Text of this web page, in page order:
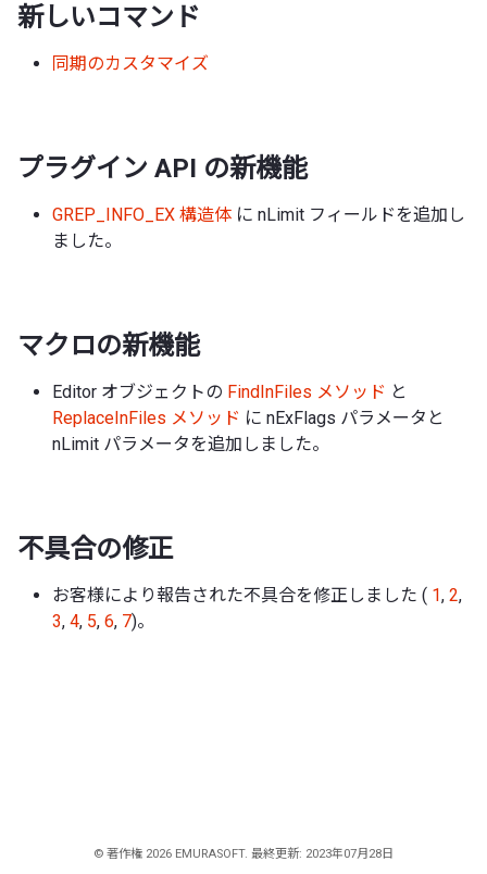
新しいコマンド
同期のカスタマイズ
プラグイン API の新機能
GREP_INFO_EX 構造体 に nLimit フィールドを追加し
ました。
マクロの新機能
Editor オブジェクトの FindInFiles メソッド と
ReplaceInFiles メソッド に nExFlags パラメータと
nLimit パラメータを追加しました。
不具合の修正
お客様により報告された不具合を修正しました ( 1, 2,
3, 4, 5, 6, 7)。
© 著作権 2026 EMURASOFT. 最終更新: 2023年07月28日